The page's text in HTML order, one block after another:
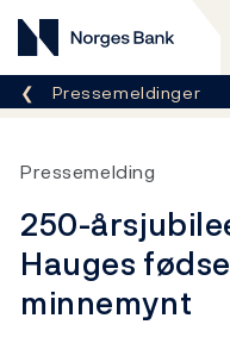
Norges Bank
Her er du nå:
Pressemeldinger
Pressemelding
250-
Hauges
minnemynt